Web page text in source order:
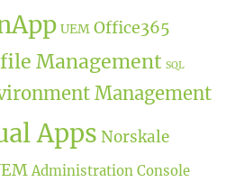
UEM Office365
Management SQL
Management
Apps Norskale
Administration Console